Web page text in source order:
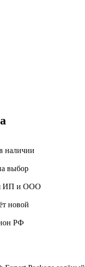
наличии
выбор
ИП и ООО
новой
РФ